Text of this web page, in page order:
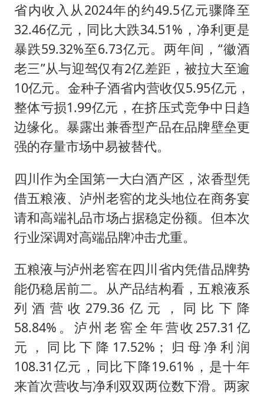
省内收入从2024年的约49.5亿元骤降至
32.46亿元，同比大跌34.51%，净利更是
暴跌59.32%至6.73亿元。两年间，“徽酒
老三”从与迎驾仅有2亿差距，被拉大至逾
10亿元。金种子酒省内营收仅5.95亿元，
整体亏损1.99亿元，在挤压式竞争中日趋
边缘化。暴露出兼香型产品在品牌壁垒更
强的存量市场中易被替代。
四川作为全国第一大白酒产区，浓香型凭
借五粮液、泸州老窖的龙头地位在商务宴
请和高端礼品市场占据稳定份额。但本次
行业深调对高端品牌冲击尤重。
五粮液与泸州老窖在四川省内凭借品牌势
能仍稳居前二。从产品结构看，五粮液系
列酒营收279.36亿元，同比下降
58.84%。泸州老窖全年营收257.31亿
元，同比下降17.52%；归母净利润
108.31亿元，同比下降19.61%，是十年
来首次营收与净利双双两位数下滑。两家